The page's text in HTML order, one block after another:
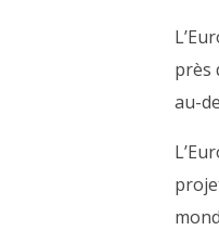
près
au-